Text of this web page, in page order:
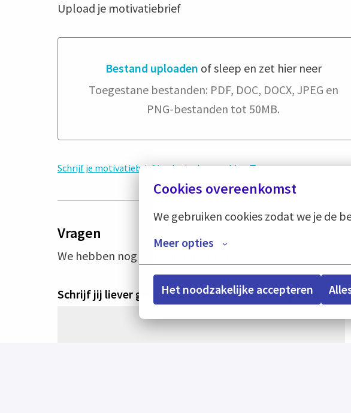
Cookies overeenkomst
We gebruiken cookies zodat we je de
Meer opties
Het noodzakelijke accepteren
Upload je motivatiebrief
Bestand uploaden of sleep en zet hier neer
Bestand uploaden of sleep en zet hier neer
Toegestane bestanden: PDF, DOC, DOCX, JPEG en
PNG-bestanden tot 50MB.
Schrijf je motivatiebrief in plaats daarvan hier
Vragen
We hebben nog wat vragen voor je
Schrijf jij liever geen motivatiebrief, maar wil je een